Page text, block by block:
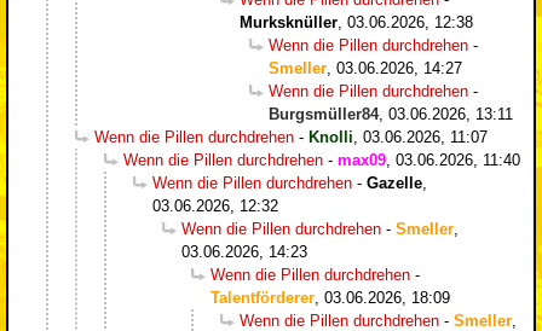
Murksknüller 03.06.2026, 12:38
Wenn die Pillen durchdrehen -
Smeller 03.06.2026, 14:27
Wenn die Pillen durchdrehen -
Burgsmüller84, 03.06.2026, 13:11
Wenn die Pillen durchdrehen - Knolli 03.06.2026, 11:07
Wenn die Pillen durchdrehen - max09 03.06.2026, 11:40
Wenn die Pillen durchdrehen - Gazelle
03.06.2026, 12:32
Wenn die Pillen durchdrehen - Smeller
03.06.2026, 14:23
Wenn die Pillen durchdrehen -
Talentförderer 03.06.2026, 18:09
Wenn die Pillen durchdrehen - Smeller